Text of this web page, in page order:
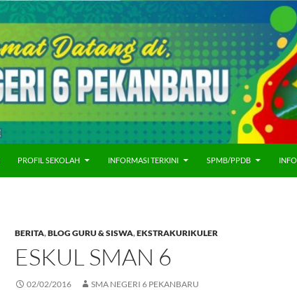
PROFIL SEKOLAH INFORMASI TERKINI SPMB/PPDB
BERITA,BLOG GURU & SISWA,EKSTRAKURIKULER
ESKUL SMAN 6
02/02/2016 SMA NEGERI 6 PEKANBARU